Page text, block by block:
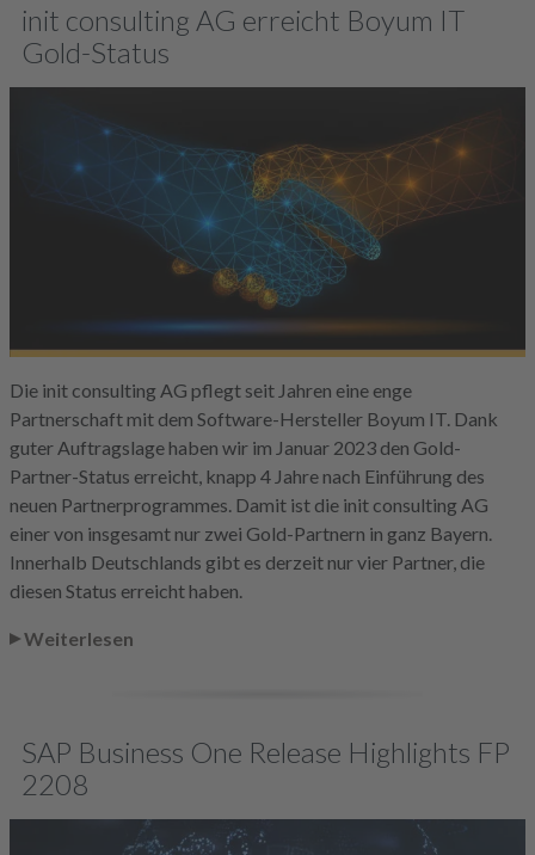
init consulting AG erreicht Boyum IT
Gold-Status
Die init consulting AG pflegt seit Jahren eine enge
Partnerschaft mit dem Software-Hersteller Boyum IT. Dank
guter Auftragslage haben wir im Januar 2023 den Gold-
Partner-Status erreicht, knapp 4 Jahre nach Einführung des
neuen Partnerprogrammes. Damit ist die init consulting AG
einer von insgesamt nur zwei Gold-Partnern in ganz Bayern.
Innerhalb Deutschlands gibt es derzeit nur vier Partner, die
diesen Status erreicht haben.
Weiterlesen
SAP Business One Release Highlights FP
2208